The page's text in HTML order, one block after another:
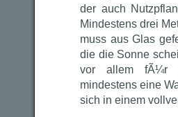
der auch
Mindestens drei
muss aus Glas
die die Sonne
vor allem fÃ¼r
mindestens eine
sich in einem